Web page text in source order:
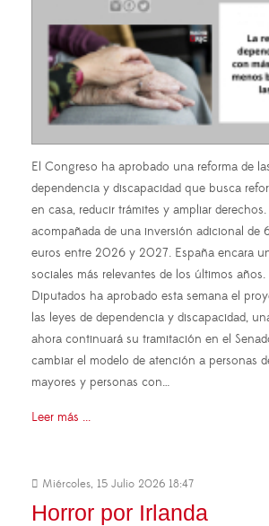
El Congreso ha aprobado una reforma de
dependencia y discapacidad que busca
en casa, reducir trámites y ampliar
acompañada de una inversión adicional de
euros entre 2026 y 2027. España encara
sociales más relevantes de los últimos
Diputados ha aprobado esta semana el
las leyes de dependencia y discapacidad,
ahora continuará su tramitación en el
cambiar el modelo de atención a personas
mayores y personas con…
Leer más ...
Miércoles, 15 Julio 2026 18:47
Horror por Irlanda